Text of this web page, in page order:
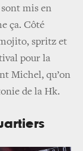
mis en
ça. Côté
spritz et
pour la
Michel, qu’on
de la Hk.